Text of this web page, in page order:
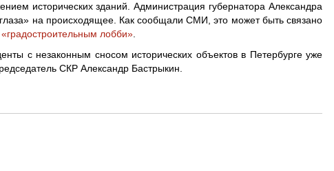
исторических зданий. Администрация губернатора Александра
глаза» на происходящее. Как сообщали СМИ, это может быть связано
«градостроительным лобби»
с незаконным сносом исторических объектов в Петербурге уже
СКР Александр Бастрыкин.